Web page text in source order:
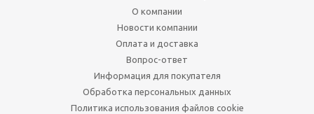
О компании
Новости компании
Оплата и доставка
Вопрос-ответ
Информация для покупателя
Обработка персональных данных
Политика использования файлов cookie